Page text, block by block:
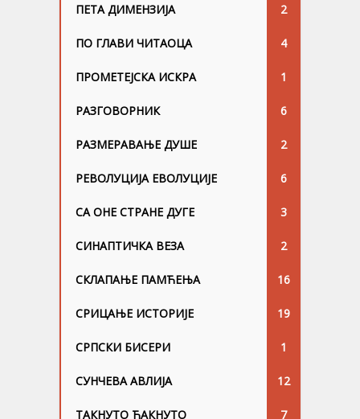
ПЕТА ДИМЕНЗИЈА 2
ПО ГЛАВИ ЧИТАОЦА 4
ПРОМЕТЕЈСКА ИСКРА 1
РАЗГОВОРНИК 6
РАЗМЕРАВАЊЕ ДУШЕ 2
РЕВОЛУЦИЈА ЕВОЛУЦИЈЕ 6
СА ОНЕ СТРАНЕ ДУГЕ 3
СИНАПТИЧКА ВЕЗА 2
СКЛАПАЊЕ ПАМЋЕЊА 16
СРИЦАЊЕ ИСТОРИЈЕ 19
СРПСКИ БИСЕРИ 1
СУНЧЕВА АВЛИЈА 12
ТАКНУТО ЋАКНУТО 7